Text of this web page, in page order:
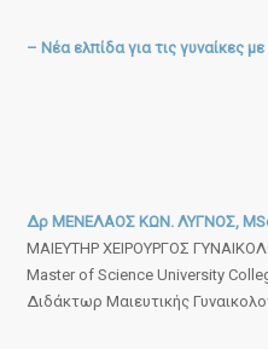
– Νέα ελπίδα για τις γυναίκες
Δρ ΜΕΝΕΛΑΟΣ ΚΩΝ. ΛΥΓΝΟΣ,
ΜΑΙΕΥΤΗΡ ΧΕΙΡΟΥΡΓΟΣ
Master of Science University
Διδάκτωρ Μαιευτικής